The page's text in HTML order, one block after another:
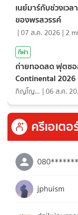
เนย์มาร์กับช่วงเ
ของพรสวรรค์
|07 ส.ค. 2026 | 2
กีฬา
ถ่ายทอดสด ฟุตซอ
Continental
ภิญโญ ส่องแสง |06 ส.ค.
ครีเอเต
080*******
jphuism